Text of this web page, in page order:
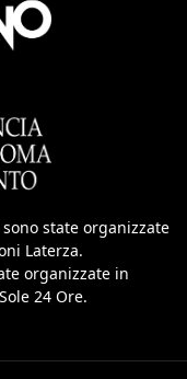
state organizzate
Laterza.
organizzate in
24 Ore.